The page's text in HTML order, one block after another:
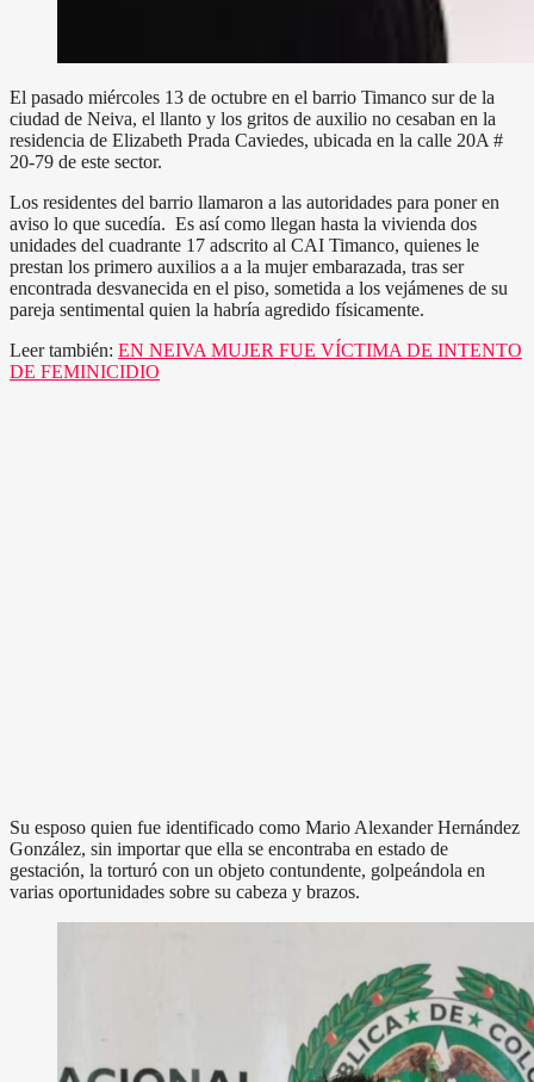
El pasado miércoles 13 de octubre en el barrio Timanco sur de la
ciudad de Neiva, el llanto y los gritos de auxilio no cesaban en la
residencia de Elizabeth Prada Caviedes, ubicada en la calle 20A #
20-79 de este sector.
Los residentes del barrio llamaron a las autoridades para poner en
aviso lo que sucedía. Es así como llegan hasta la vivienda dos
unidades del cuadrante 17 adscrito al CAI Timanco, quienes le
prestan los primero auxilios a a la mujer embarazada, tras ser
encontrada desvanecida en el piso, sometida a los vejámenes de su
pareja sentimental quien la habría agredido físicamente.
Leer también: EN NEIVA MUJER FUE VÍCTIMA DE INTENTO
DE FEMINICIDIO
Su esposo quien fue identificado como Mario Alexander Hernández
González, sin importar que ella se encontraba en estado de
gestación, la torturó con un objeto contundente, golpeándola en
varias oportunidades sobre su cabeza y brazos.